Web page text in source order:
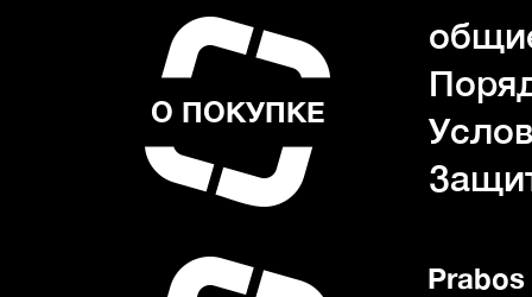
О ПОКУПКЕ